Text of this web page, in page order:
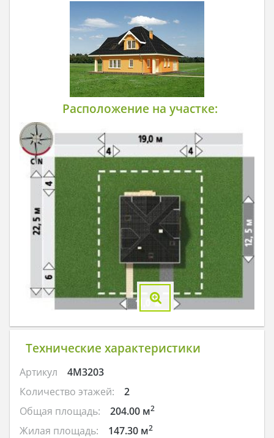
Расположение на участке:
Технические характеристики
Артикул
4M3203
Количество этажей:
2
Общая площадь:
204.00 м2
Жилая площадь: 147.30 м2